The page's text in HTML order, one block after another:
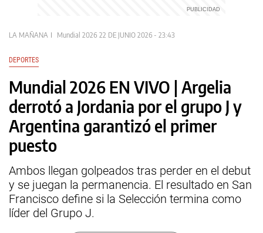
LA MAÑANA Mundial 2026 22 DE JUNIO 2026 - 23:43
DEPORTES
Mundial 2026 EN VIVO | Argelia
derrotó a Jordania por el grupo J y
Argentina garantizó el primer
puesto
Ambos llegan golpeados tras perder en el debut
y se juegan la permanencia. El resultado en San
Francisco define si la Selección termina como
líder del Grupo J.